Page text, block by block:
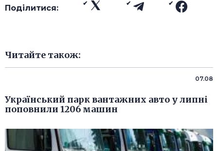
Поділитися:
Читайте також:
07.08
Український парк вантажних авто у липні
поповнили 1206 машин